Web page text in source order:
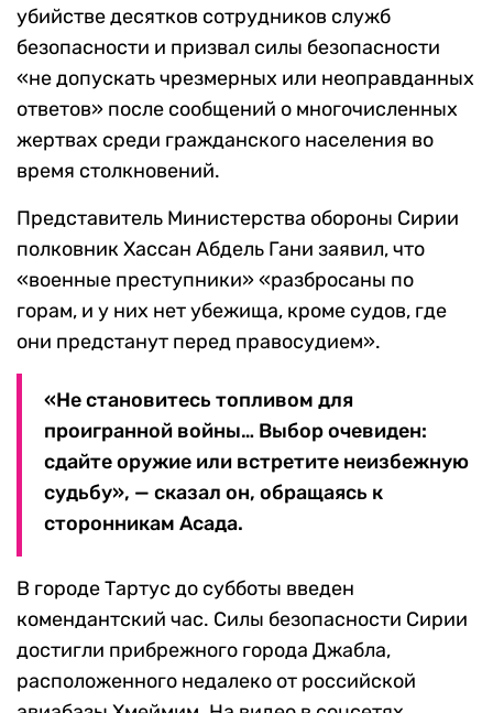
убийстве десятков сотрудников служб
безопасности и призвал силы безопасности
«не допускать чрезмерных или неоправданных
ответов» после сообщений о многочисленных
жертвах среди гражданского населения во
время столкновений.
Представитель Министерства обороны Сирии
полковник Хассан Абдель Гани заявил, что
«военные преступники» «разбросаны по
горам, и у них нет убежища, кроме судов, где
они предстанут перед правосудием».
«Не становитесь топливом для
проигранной войны… Выбор очевиден:
сдайте оружие или встретите неизбежную
судьбу», — сказал он, обращаясь к
сторонникам Асада.
В городе Тартус до субботы введен
комендантский час. Силы безопасности Сирии
достигли прибрежного города Джабла,
расположенного недалеко от российской